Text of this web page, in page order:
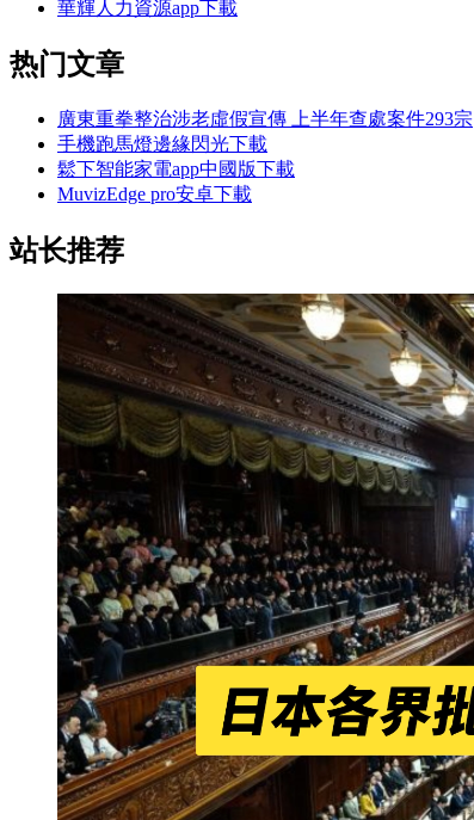
華輝人力資源app下載
热门文章
廣東重拳整治涉老虛假宣傳 上半年查處案件293宗
手機跑馬燈邊緣閃光下載
鬆下智能家電app中國版下載
MuvizEdge pro安卓下載
站长推荐